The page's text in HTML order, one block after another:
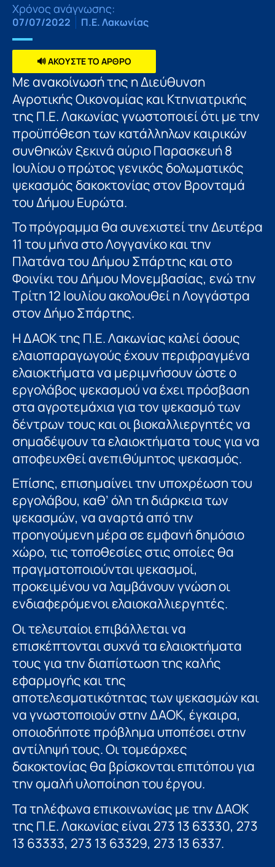
Χρόνος ανάγνωσης:
07/07/2022 Π.Ε. Λακωνίας
🔊 ΑΚΟΥΣΤΕ ΤΟ ΑΡΘΡΟ
Mε ανακοίνωσή της η Διεύθυνση
Αγροτικής Οικονομίας και Κτηνιατρικής
της Π.Ε. Λακωνίας γνωστοποιεί ότι με την
προϋπόθεση των κατάλληλων καιρικών
συνθηκών ξεκινά αύριο Παρασκευή 8
Ιουλίου ο πρώτος γενικός δολωματικός
ψεκασμός δακοκτονίας στον Βρονταμά
του Δήμου Ευρώτα.
Το πρόγραμμα θα συνεχιστεί την Δευτέρα
11 του μήνα στο Λογγανίκο και την
Πλατάνα του Δήμου Σπάρτης και στο
Φοινίκι του Δήμου Μονεμβασίας, ενώ την
Τρίτη 12 Ιουλίου ακολουθεί η Λογγάστρα
στον Δήμο Σπάρτης.
Η ΔΑΟΚ της Π.Ε. Λακωνίας καλεί όσους
ελαιοπαραγωγούς έχουν περιφραγμένα
ελαιοκτήματα να μεριμνήσουν ώστε ο
εργολάβος ψεκασμού να έχει πρόσβαση
στα αγροτεμάχια για τον ψεκασμό των
δέντρων τους και οι βιοκαλλιεργητές να
σημαδέψουν τα ελαιοκτήματα τους για να
αποφευχθεί ανεπιθύμητος ψεκασμός.
Επίσης, επισημαίνει την υποχρέωση του
εργολάβου, καθ’ όλη τη διάρκεια των
ψεκασμών, να αναρτά από την
προηγούμενη μέρα σε εμφανή δημόσιο
χώρο, τις τοποθεσίες στις οποίες θα
πραγματοποιούνται ψεκασμοί,
προκειμένου να λαμβάνουν γνώση οι
ενδιαφερόμενοι ελαιοκαλλιεργητές.
Οι τελευταίοι επιβάλλεται να
επισκέπτονται συχνά τα ελαιοκτήματα
τους για την διαπίστωση της καλής
εφαρμογής και της
αποτελεσματικότητας των ψεκασμών και
να γνωστοποιούν στην ΔΑΟΚ, έγκαιρα,
οποιοδήποτε πρόβλημα υποπέσει στην
αντίληψή τους. Οι τομεάρχες
δακοκτονίας θα βρίσκονται επιτόπου για
την ομαλή υλοποίηση του έργου.
Τα τηλέφωνα επικοινωνίας με την ΔΑΟΚ
της Π.Ε. Λακωνίας είναι 273 13 63330, 273
13 63333, 273 13 63329, 273 13 6337.